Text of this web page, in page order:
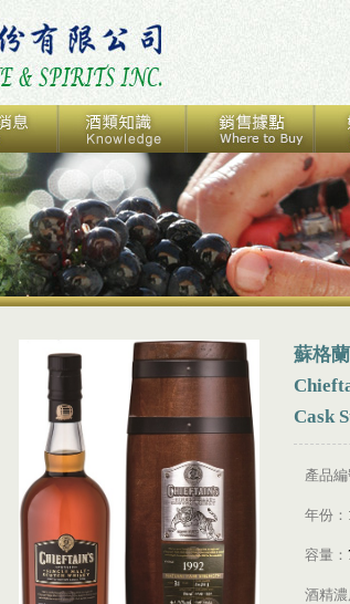
蘇格
Cask
產品編
年份：
容量：
酒精濃